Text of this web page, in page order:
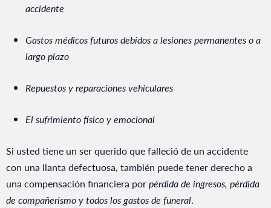
accidente
Gastos médicos futuros debidos a lesiones permanentes o a
largo plazo
Repuestos y reparaciones vehiculares
El sufrimiento físico y emocional
Si usted tiene un ser querido que falleció de un accidente
con una llanta defectuosa, también puede tener derecho a
una compensación financiera porpérdida de ingresos, pérdida
de compañerismo y todos los gastos de funeral.